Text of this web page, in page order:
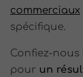
commerciaux
spécifique.
Confiez-
pour un